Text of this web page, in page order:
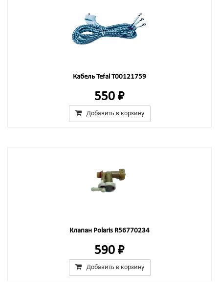
Кабель Tefal T00121759
550 ₽
Добавить в корзину
Клапан Polaris R56770234
590 ₽
Добавить в корзину